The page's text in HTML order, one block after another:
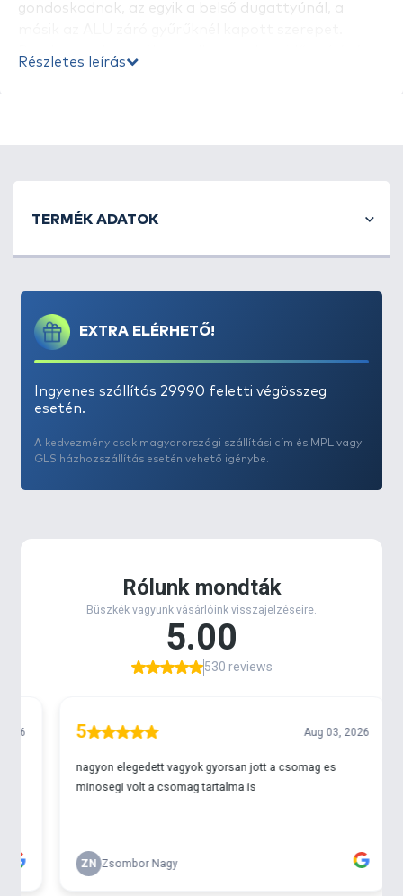
gondoskodnak, az egyik a belső dugattyúnál, a
Részletes leírás
EXTRA ELÉRHETŐ!
Ingyenes szállítás 29990 feletti végösszeg
esetén.
A kedvezmény csak magyarországi szállítási cím és MPL vagy
GLS házhozszállítás esetén vehető igénybe.
TERMÉK ADATOK